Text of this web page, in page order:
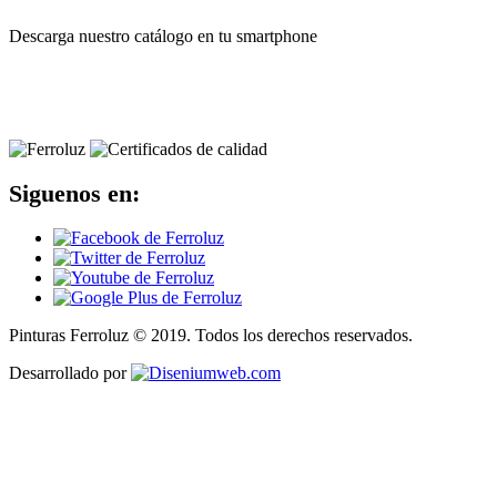
Descarga nuestro catálogo en tu smartphone
Siguenos en:
Pinturas Ferroluz © 2019. Todos los derechos reservados.
Desarrollado por